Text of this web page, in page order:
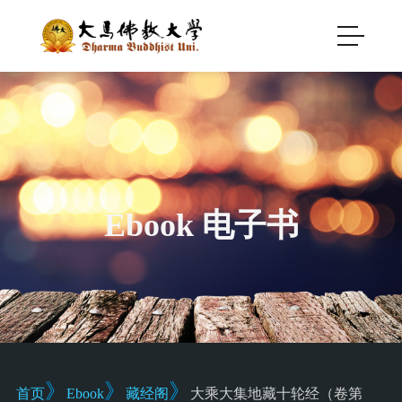
Ebook 电子书
首页》 Ebook》 藏经阁 》 大乘大集地藏十轮经（卷第